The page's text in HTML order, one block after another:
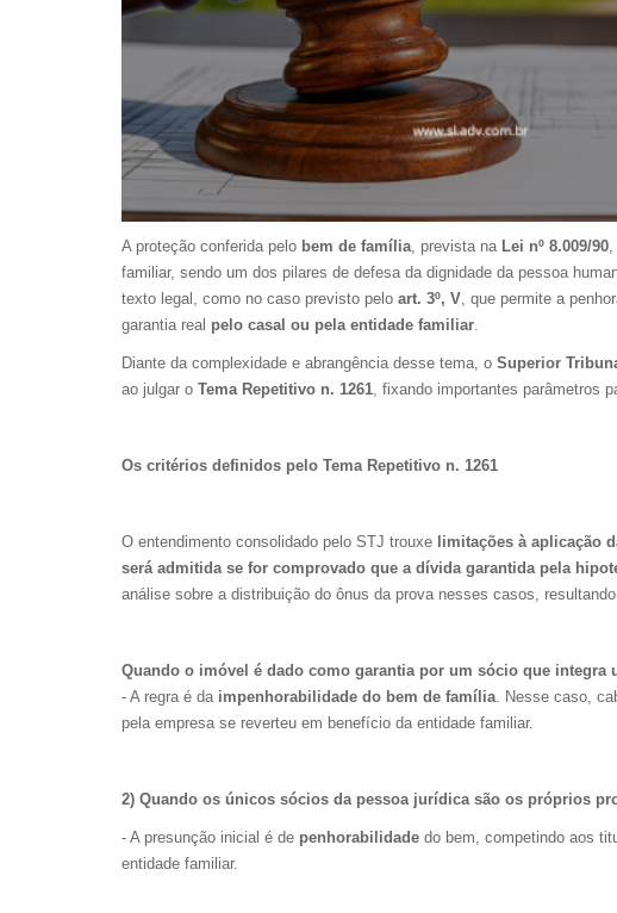
A proteção conferida pelo bem de família , prevista na Lei nº 8.009/90
familiar, sendo um dos pilares de defesa da dignidade da pessoa
texto legal, como no caso previsto pelo art. 3º, V , que permite a
garantia real pelo casal ou pela entidade familiar
Diante da complexidade e abrangência desse tema, o Superior
ao julgar o Tema Repetitivo n. 1261 , fixando importantes parâmetros
Os critérios definidos pelo Tema Repetitivo n. 1261
O entendimento consolidado pelo STJ trouxe limitações à aplicação
será admitida se for comprovado que a dívida garantida pela
análise sobre a distribuição do ônus da prova nesses casos,
Quando o imóvel é dado como garantia por um sócio que integra
- A regra é da impenhorabilidade do bem de família . Nesse caso,
pela empresa se reverteu em benefício da entidade familiar.
2) Quando os únicos sócios da pessoa jurídica são os próprios
- A presunção inicial é de penhorabilidade do bem, competindo aos
entidade familiar.